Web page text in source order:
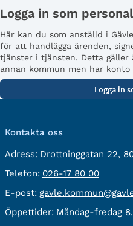
Logga in som personal
Här kan du som anställd i
för att handlägga ärenden,
tjänster i tjänsten. Detta gäller
annan kommun men har konto
Kontakta oss
Adress: besöksadress:
Drottninggatan 22,
Telefon: Telefon:
026-17 80 00
E-post: E-
post:
Öppettider: Måndag-fredag